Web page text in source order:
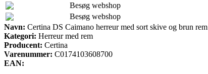
Besøg webshop
Besøg webshop
Navn: Certina DS Caimano herreur med sort skive og brun rem
Kategori: Herreur med rem
Producent: Certina
Varenummer: C0174103608700
EAN: